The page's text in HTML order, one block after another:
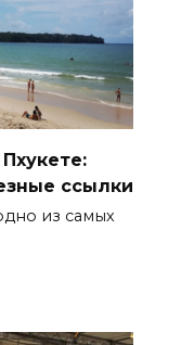
ссылки
из самых